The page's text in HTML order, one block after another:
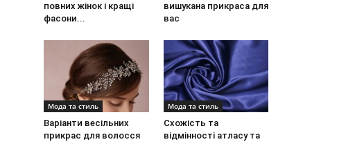
повних жінок і кращі
фасони...
вишукана прикраса для
вас
Мода та стиль
Варіанти весільних
прикрас для волосся
Мода та стиль
Схожість та
відмінності атласу та